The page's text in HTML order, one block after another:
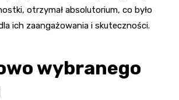
otrzymał absolutorium, co było
ich zaangażowania i skuteczności.
wybranego